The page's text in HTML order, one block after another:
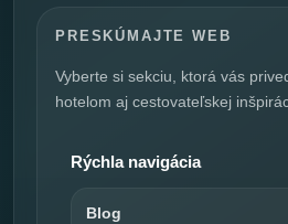
PRESKÚMAJTE WEB
Vyberte si sekciu, ktorá vás
hotelom aj cestovateľskej
Rýchla navigácia
Blog